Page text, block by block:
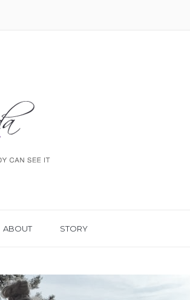
ABOUT STORY